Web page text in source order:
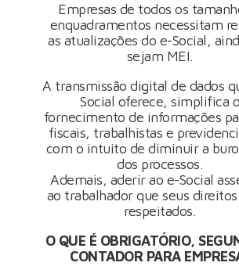
Empresas de todos os
enquadramentos necessitam
as atualizações do e-Social,
sejam MEI.
A transmissão digital de dados
Social oferece, simplifica o
fornecimento de informações
fiscais, trabalhistas e
com o intuito de diminuir a
dos processos.
Ademais, aderir ao e-Social
ao trabalhador que seus
respeitados.
O QUE É OBRIGATÓRIO,
CONTADOR PARA